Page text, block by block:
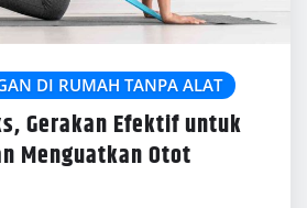
DI RUMAH TANPA ALAT
Gerakan Efektif untuk
Menguatkan Otot